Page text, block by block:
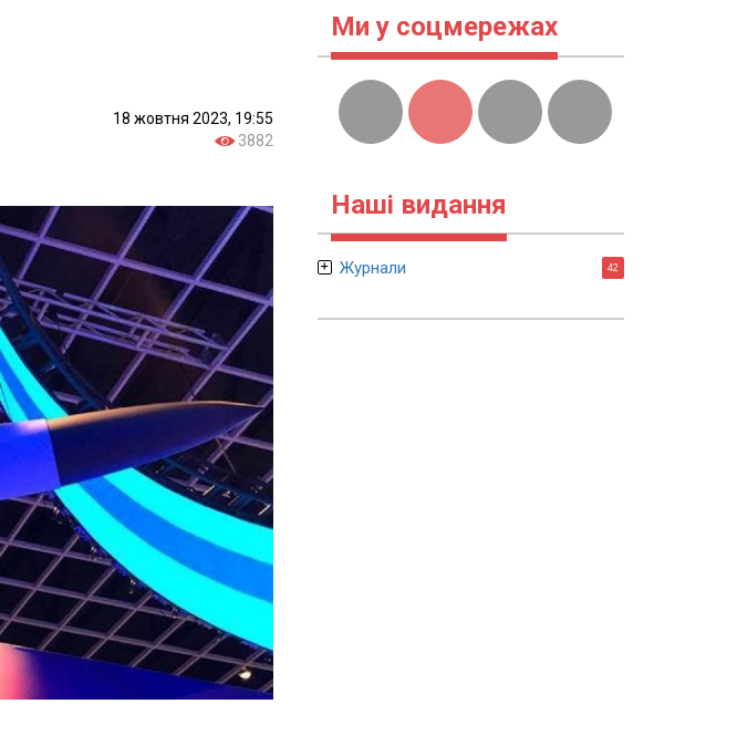
18 жовтня 2023, 19:55
3882
Ми у соцмережах
Наші видання
Журнали 42